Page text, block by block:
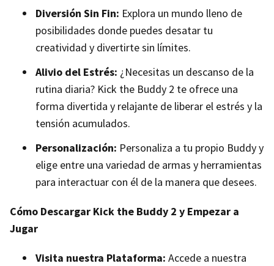
Diversión Sin Fin: Explora un mundo lleno de
posibilidades donde puedes desatar tu
creatividad y divertirte sin límites.
Alivio del Estrés: ¿Necesitas un descanso de la
rutina diaria? Kick the Buddy 2 te ofrece una
forma divertida y relajante de liberar el estrés y la
tensión acumulados.
Personalización: Personaliza a tu propio Buddy y
elige entre una variedad de armas y herramientas
para interactuar con él de la manera que desees.
Cómo Descargar Kick the Buddy 2 y Empezar a
Jugar
Visita nuestra Plataforma: Accede a nuestra